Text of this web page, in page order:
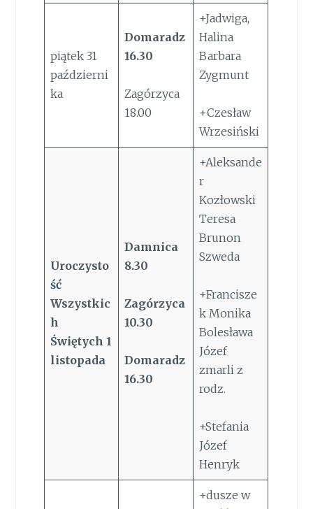
piątek 31
październi
ka
Domaradz
16.30
Zagórzyca
18.00
+Jadwiga,
Halina
Barbara
Zygmunt
+Czesław
Wrzesiński
Uroczysto
ść
Wszystkic
h
Świętych 1
listopada
Damnica
8.30
Zagórzyca
10.30
Domaradz
16.30
+Aleksande
r
Kozłowski
Teresa
Brunon
Szweda
+Francisze
k Monika
Bolesława
Józef
zmarli z
rodz.
+Stefania
Józef
Henryk
+dusze w